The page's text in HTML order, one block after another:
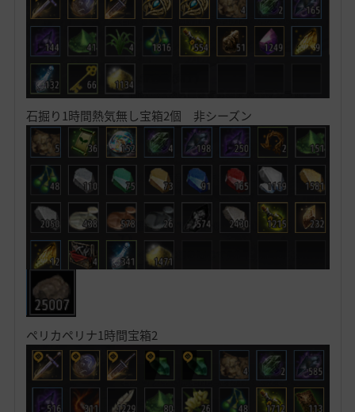
石掘り1時間熱気無し宝箱2個 非シーズン
ペリカペリナ1時間宝箱2